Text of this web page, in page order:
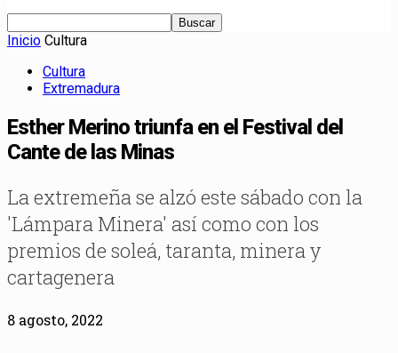
Inicio Cultura
Cultura
Extremadura
Esther Merino triunfa en el Festival del
Cante de las Minas
La extremeña se alzó este sábado con la
'Lámpara Minera' así como con los
premios de soleá, taranta, minera y
cartagenera
8 agosto, 2022